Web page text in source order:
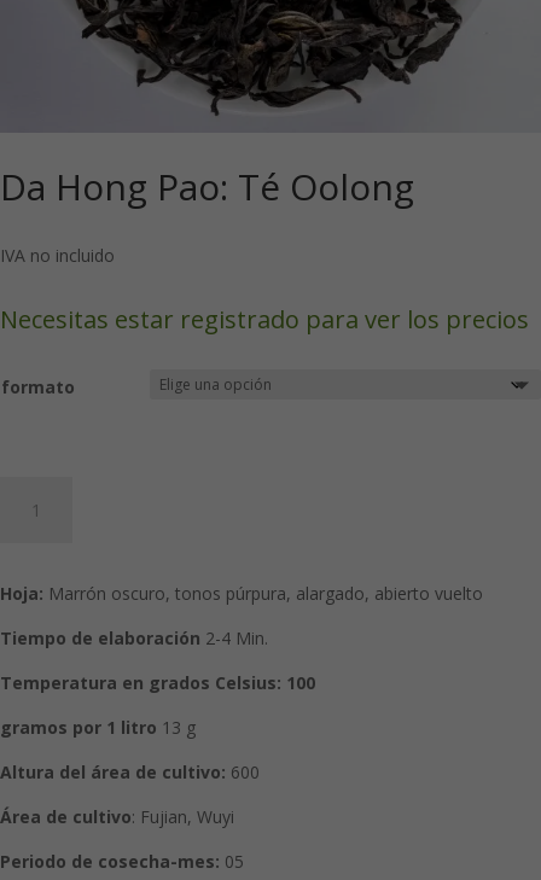
Da Hong Pao: Té Oolong
IVA no incluido
Necesitas estar registrado para ver los precios
formato
Hong
Oolong
cantidad
Hoja: Marrón oscuro, tonos púrpura, alargado, abierto vuelto
Tiempo de elaboración 2-4 Min.
Temperatura en grados Celsius: 100
gramos por 1 litro 13 g
Altura del área de cultivo: 600
Área de cultivo: Fujian, Wuyi
Periodo de cosecha-mes: 05